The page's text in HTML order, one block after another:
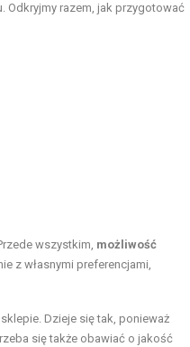
Odkryjmy razem, jak przygotować
wszystkim, możliwość
z własnymi preferencjami,
Dzieje się tak, ponieważ
się także obawiać o jakość